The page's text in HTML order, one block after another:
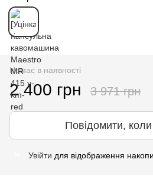
Немає в наявності
2 400 грн 3 971 грн
Повідомити, коли
Увійти для відображення